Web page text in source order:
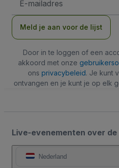
mailadres
Meld je aan voor de lijst
Door in te loggen of een
akkoord met onze
ons privacybeleid. Je kunt
ontvangen en je kunt je op elk
Live-evenementen over
Nederland